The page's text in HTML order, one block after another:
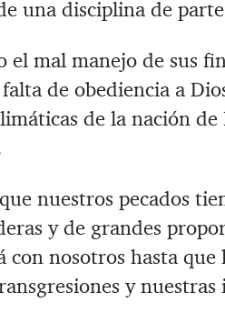
una disciplina de
el mal manejo de sus
de obediencia a
de la nación
nuestros pecados
y de grandes
con nosotros hasta
y nuestras